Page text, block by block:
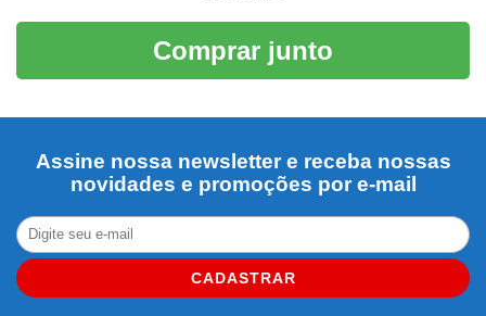
Comprar junto
Assine nossa newsletter e receba nossas
novidades e promoções por e-mail
CADASTRAR